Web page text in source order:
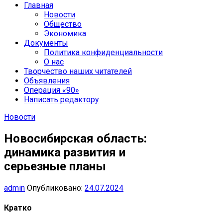
Главная
Новости
Общество
Экономика
Документы
Политика конфиденциальности
О нас
Творчество наших читателей
Объявления
Операция «90»
Написать редактору
Новости
Новосибирская область:
динамика развития и
серьезные планы
admin Опубликовано: 24.07.2024
Кратко